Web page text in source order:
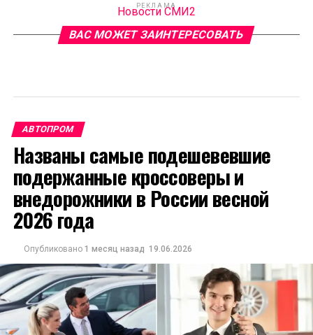
РЕКЛАМА
Новости СМИ2
ВАС МОЖЕТ ЗАИНТЕРЕСОВАТЬ
АВТОПРОМ
Названы самые подешевевшие
подержанные кроссоверы и
внедорожники в России весной
2026 года
Опубликовано 1 месяц назад 19.06.2026